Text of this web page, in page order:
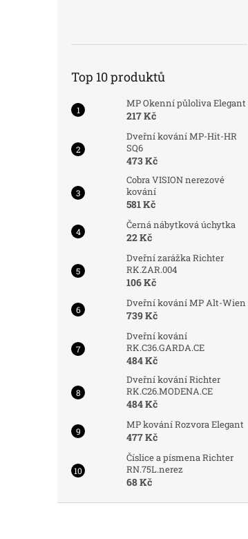
Top 10 produktů
MP Okenní půloliva Elegant
217 Kč
Dveřní kování MP-Hit-HR
SQ6
473 Kč
Cobra VISION nerezové
kování
581 Kč
Černá nábytková úchytka
22 Kč
Dveřní zarážka Richter
RK.ZAR.004
106 Kč
Dveřní kování MP Alt-Wien
739 Kč
Dveřní kování
RK.C36.GARDA.CE
484 Kč
Dveřní kování Richter
RK.C26.MODENA.CE
484 Kč
MP kování Rozvora Elegant
477 Kč
Číslice a písmena Richter
RN.75L.nerez
68 Kč